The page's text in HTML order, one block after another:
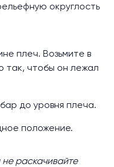
округлость
плеч. Возьмите в
так, чтобы он лежал
до уровня плеча.
положение.
раскачивайте